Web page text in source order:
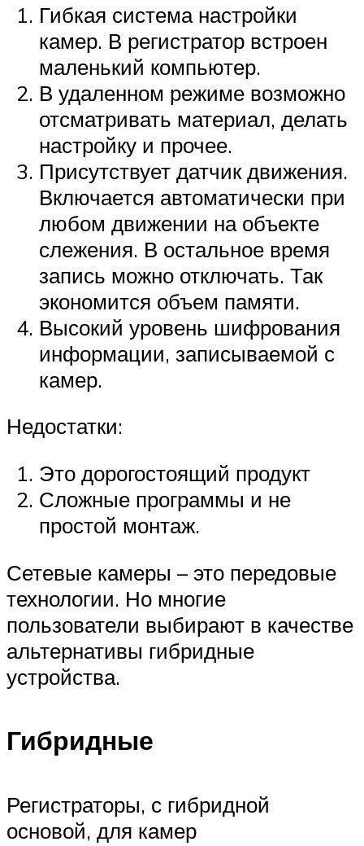
Гибкая система настройки
камер. В регистратор встроен
маленький компьютер.
В удаленном режиме возможно
отсматривать материал, делать
настройку и прочее.
Присутствует датчик движения.
Включается автоматически при
любом движении на объекте
слежения. В остальное время
запись можно отключать. Так
экономится объем памяти.
Высокий уровень шифрования
информации, записываемой с
камер.
Недостатки:
Это дорогостоящий продукт
Сложные программы и не
простой монтаж.
Сетевые камеры – это передовые
технологии. Но многие
пользователи выбирают в качестве
альтернативы гибридные
устройства.
Гибридные
Регистраторы, с гибридной
основой, для камер